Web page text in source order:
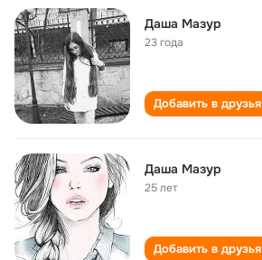
Даша Мазур
23 года
Добавить в друзья
Даша Мазур
25 лет
Добавить в друзья